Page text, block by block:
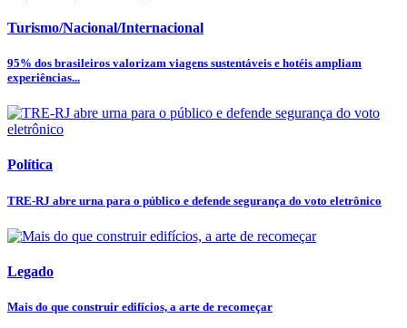
Turismo/Nacional/Internacional
95% dos brasileiros valorizam viagens sustentáveis e hotéis ampliam
experiências...
Política
TRE-RJ abre urna para o público e defende segurança do voto eletrônico
Legado
Mais do que construir edifícios, a arte de recomeçar